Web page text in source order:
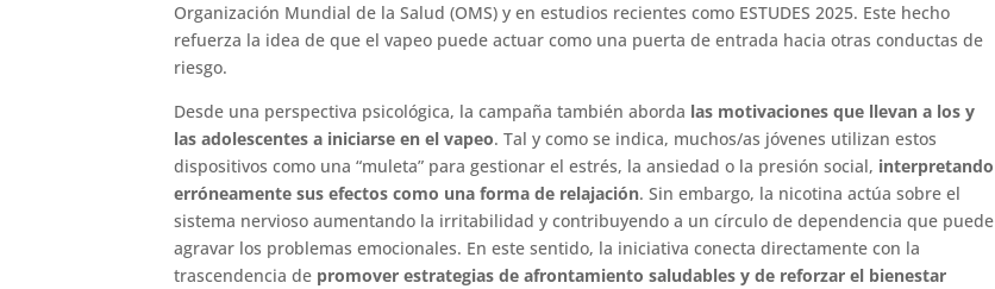
Organización Mundial de la Salud (OMS) y en estudios recientes como ESTUDES 2025. Este hecho
refuerza la idea de que el vapeo puede actuar como una puerta de entrada hacia otras conductas de
riesgo.
Desde una perspectiva psicológica, la campaña también aborda las motivaciones que llevan a los y
las adolescentes a iniciarse en el vapeo. Tal y como se indica, muchos/as jóvenes utilizan estos
dispositivos como una “muleta” para gestionar el estrés, la ansiedad o la presión social, interpretando
erróneamente sus efectos como una forma de relajación. Sin embargo, la nicotina actúa sobre el
sistema nervioso aumentando la irritabilidad y contribuyendo a un círculo de dependencia que puede
agravar los problemas emocionales. En este sentido, la iniciativa conecta directamente con la
trascendencia de promover estrategias de afrontamiento saludables y de reforzar el bienestar